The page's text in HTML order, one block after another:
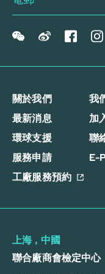
關於我們
我
最新消息
加
環球支援
聯
服務申請
E-
工廠服務預約
上海，中國
聯合廠商會檢定中心